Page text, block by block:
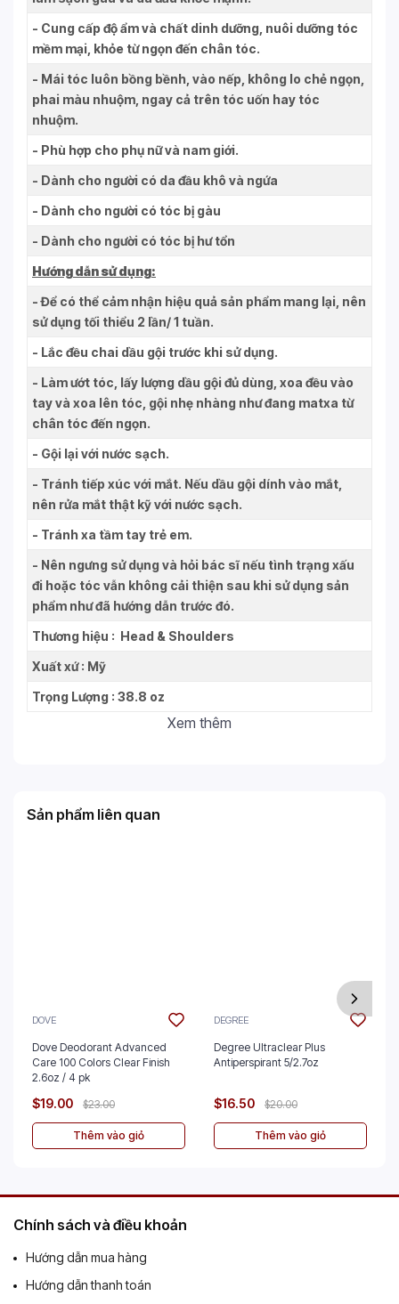
- Cung cấp độ ẩm và chất dinh dưỡng, nuôi dưỡng tóc
mềm mại, khỏe từ ngọn đến chân tóc.
- Mái tóc luôn bồng bềnh, vào nếp, không lo chẻ ngọn,
phai màu nhuộm, ngay cả trên tóc uốn hay tóc
nhuộm.
- Phù hợp cho phụ nữ và nam giới.
- Dành cho người có da đầu khô và ngứa
- Dành cho người có tóc bị gàu
- Dành cho người có tóc bị hư tổn
Hướng dẫn sử dụng:
- Để có thể cảm nhận hiệu quả sản phẩm mang lại, nên
sử dụng tối thiểu 2 lần/ 1 tuần.
- Lắc đều chai dầu gội trước khi sử dụng.
- Làm ướt tóc, lấy lượng dầu gội đủ dùng, xoa đều vào
tay và xoa lên tóc, gội nhẹ nhàng như đang matxa từ
chân tóc đến ngọn.
- Gội lại với nước sạch.
- Tránh tiếp xúc với mắt. Nếu dầu gội dính vào mắt,
nên rửa mắt thật kỹ với nước sạch.
- Tránh xa tầm tay trẻ em.
- Nên ngưng sử dụng và hỏi bác sĩ nếu tình trạng xấu
đi hoặc tóc vẫn không cải thiện sau khi sử dụng sản
phẩm như đã hướng dẫn trước đó.
Thương hiệu : Head & Shoulders
Xuất xứ : Mỹ
Trọng Lượng : 38.8 oz
Xem thêm
Sản phẩm liên quan
DOVE
Dove Deodorant Advanced
Care 100 Colors Clear Finish
2.6oz / 4 pk
$19.00 $23.00
Thêm vào giỏ
DEGREE
Degree Ultraclear Plus
Antiperspirant 5/2.7oz
$16.50 $20.00
Thêm vào giỏ
Chính sách và điều khoản
Hướng dẫn mua hàng
Hướng dẫn thanh toán